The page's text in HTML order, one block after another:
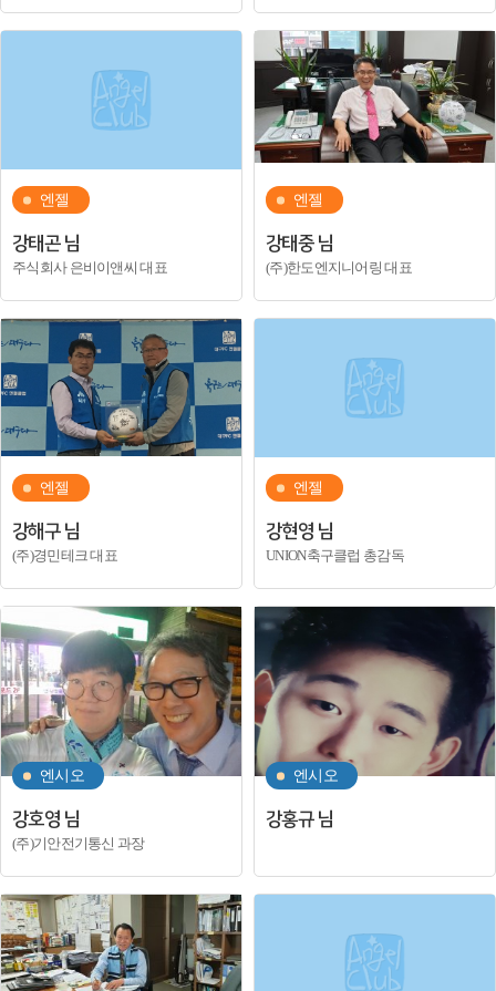
엔젤
강태곤 님
주식회사 은비이앤씨 대표
엔젤
강태중 님
(주)한도엔지니어링 대표
엔젤
강해구 님
(주)경민테크 대표
엔젤
강현영 님
UNION축구클럽 총감독
엔시오
강호영 님
(주)기안전기통신 과장
엔시오
강홍규 님